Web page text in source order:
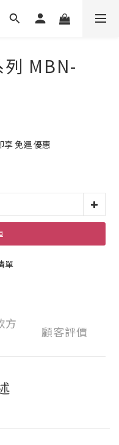
MBN-
享 免運 優惠
單
方
顧客評價